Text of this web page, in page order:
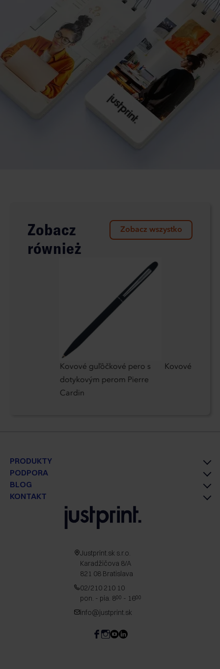
Zobacz
również
Zobacz wszystko
Kovové guľôčkové pero s
dotykovým perom Pierre
Cardin
Kovové pero
PRODUKTY
PODPORA
BLOG
KONTAKT
Justprint.sk s.r.o.
Karadžičova 8/A
821 08 Bratislava
02/210 210 10
pon. - pia. 800 - 1600
info@justprint.sk